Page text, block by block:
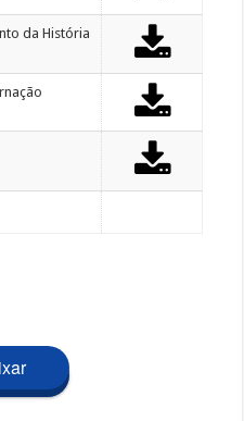
da História